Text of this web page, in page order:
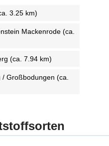
3.25 km)
Mackenrode (ca.
(ca. 7.94 km)
Großbodungen (ca.